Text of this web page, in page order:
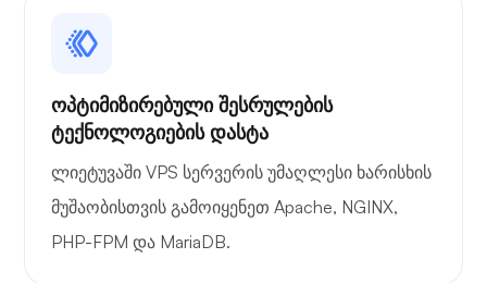
ოპტიმიზირებული შესრულების
ტექნოლოგიების დასტა
ლიეტუვაში VPS სერვერის უმაღლესი ხარისხის
მუშაობისთვის გამოიყენეთ Apache, NGINX,
PHP-FPM და MariaDB.